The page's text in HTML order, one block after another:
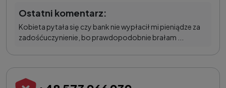
Ostatni komentarz:
Kobieta pytała się czy bank nie wypłacił mi pieniądze za
zadośćuczynienie, bo prawdopodobnie brałam ...